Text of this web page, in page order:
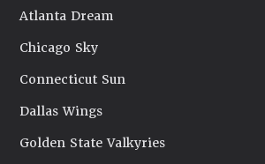
Atlanta Dream
Chicago Sky
Connecticut Sun
Dallas Wings
Golden State Valkyries